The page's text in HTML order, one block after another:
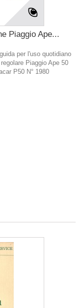
Piaggio Ape...
per l'uso quotidiano
Piaggio Ape 50
P50 N° 1980